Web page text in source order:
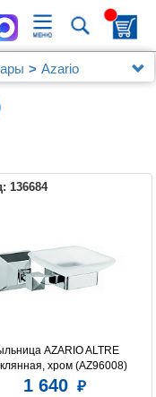
Azario
136684
AZARIO ALTRE
хром (AZ96008)
1 640